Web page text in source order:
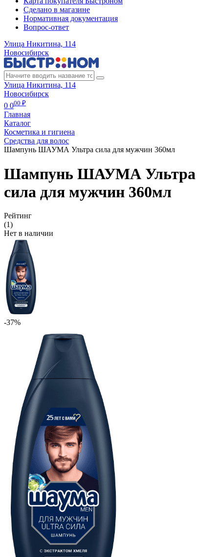
Сделано в магазине
Нормативная документация
Вопрос-ответ
Улица Никитина, 114
Новосибирск
Улица Никитина, 114
Новосибирск
0 000 ₽
Главная
Каталог
Косметика и гигиена
Средства для волос
Шампунь ШАУМА Ультра сила для мужчин 360мл
Шампунь ШАУМА Ультра
сила для мужчин 360мл
Рейтинг
(1)
Нет в наличии
-37%